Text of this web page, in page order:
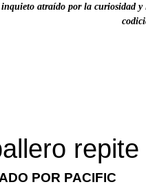
atraído por la curiosidad y
repite
POR PACIFIC